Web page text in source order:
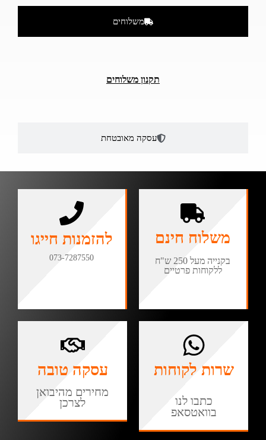
משלוחים
עסקה מאובטחת
תקנון משלוחים
משלוח חינם
בקנייה מעל 250 ש"ח
ללקוחות פרטיים
להזמנות חייגו
073-7287550
שרות לקוחות
כתבו לנו
בוואטסאפ
עסקה טובה
מחירים מהיבואן
לצרכן